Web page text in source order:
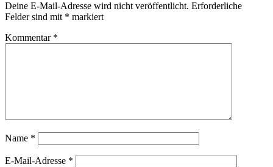
Deine E-Mail-Adresse wird nicht veröffentlicht. Erforderliche
Felder sind mit * markiert
Kommentar *
Name *
E-Mail-Adresse *